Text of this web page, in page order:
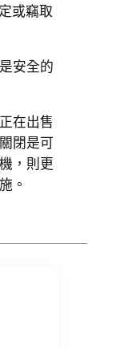
或竊取
安全的
在出售
閉是可
，則更
。